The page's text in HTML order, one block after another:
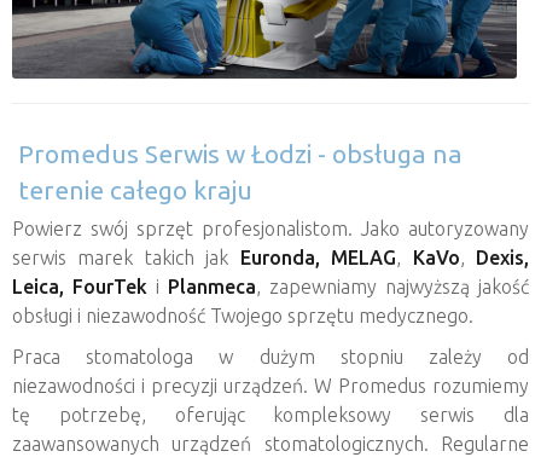
Promedus Serwis w Łodzi - obsługa na
terenie całego kraju
Powierz swój sprzęt profesjonalistom. Jako autoryzowany
serwis marek takich jak
Euronda, MELAG, KaVo, Dexis,
Leica, FourTek i Planmeca, zapewniamy najwyższą jakość
obsługi i niezawodność Twojego sprzętu medycznego.
Praca stomatologa w dużym stopniu zależy od
niezawodności i precyzji urządzeń. W Promedus rozumiemy
tę potrzebę, oferując kompleksowy serwis dla
zaawansowanych urządzeń stomatologicznych. Regularne